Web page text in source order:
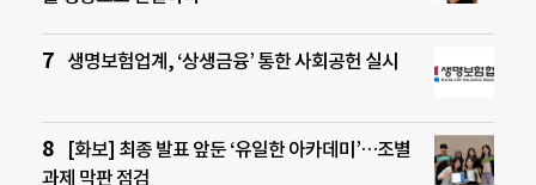
생명보험업계, ‘상생금융’ 통한 사회공헌 실시
[화보] 최종 발표 앞둔 ‘유일한 아카데미’…조별
과제 막판 점검